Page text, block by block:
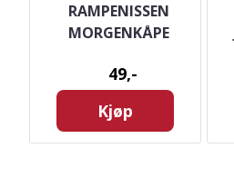
RAMPENISSEN
MORGENKÅPE
49,-
Kjøp